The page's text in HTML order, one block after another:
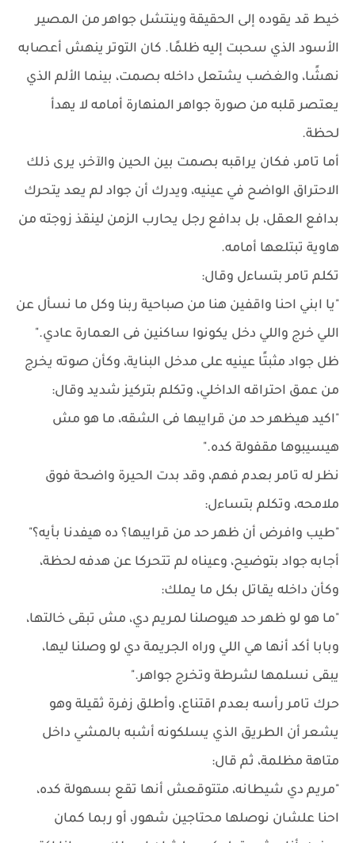
خيط قد يقوده إلى الحقيقة وينتشل جواهر من المصير
الأسود الذي سحبت إليه ظلمًا. كان التوتر ينهش أعصابه
نهشًا، والغضب يشتعل داخله بصمت، بينما الألم الذي
يعتصر قلبه من صورة جواهر المنهارة أمامه لا يهدأ
لحظة.
أما تامر، فكان يراقبه بصمت بين الحين والآخر، يرى ذلك
الاحتراق الواضح في عينيه، ويدرك أن جواد لم يعد يتحرك
بدافع العقل، بل بدافع رجل يحارب الزمن لينقذ زوجته من
هاوية تبتلعها أمامه.
تكلم تامر بتساءل وقال:
"يا ابني احنا واقفين هنا من صباحية ربنا وكل ما نسأل عن
اللي خرج واللي دخل يكونوا ساكنين فى العمارة عادي."
ظل جواد مثبتًا عينيه على مدخل البناية، وكأن صوته يخرج
من عمق احتراقه الداخلي، وتكلم بتركيز شديد وقال:
"اكيد هيظهر حد من قرايبها فى الشقه، ما هو مش
هيسيبوها مقفولة كده."
نظر له تامر بعدم فهم، وقد بدت الحيرة واضحة فوق
ملامحه، وتكلم بتساءل:
"طيب وافرض أن ظهر حد من قرايبها؟ ده هيفدنا بأيه؟"
أجابه جواد بتوضيح، وعيناه لم تتحركا عن هدفه لحظة،
وكأن داخله يقاتل بكل ما يملك:
"ما هو لو ظهر حد هيوصلنا لمريم دي، مش تبقى خالتها،
وبابا أكد أنها هي اللي وراه الجريمة دي لو وصلنا ليها،
يبقى نسلمها لشرطة وتخرج جواهر."
حرك تامر رأسه بعدم اقتناع، وأطلق زفرة ثقيلة وهو
يشعر أن الطريق الذي يسلكونه أشبه بالمشي داخل
متاهة مظلمة، ثم قال:
"مريم دي شيطانه، متتوقعش أنها تقع بسهولة كده،
احنا علشان نوصلها محتاجين شهور، أو ربما كمان